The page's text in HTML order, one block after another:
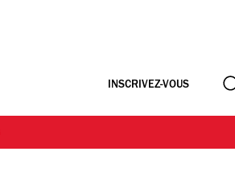
INSCRIVEZ-VOUS